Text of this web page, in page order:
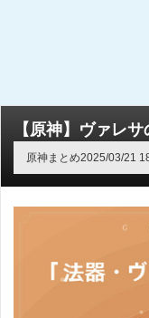
【原神】ヴァレ
原神まとめ2025/03/21